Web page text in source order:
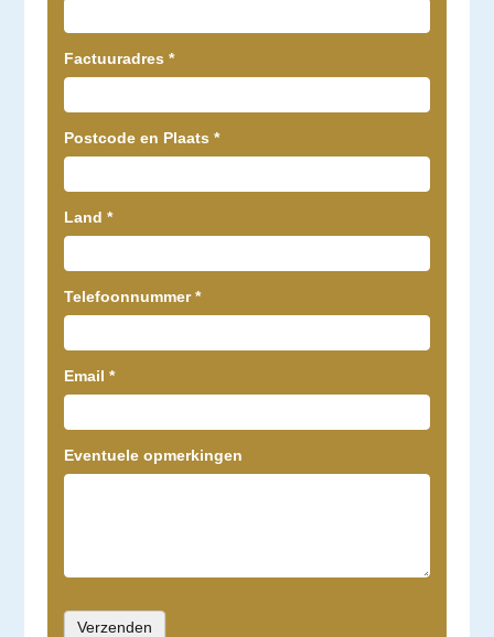
Factuuradres *
Postcode en Plaats *
Land *
Telefoonnummer*
Email *
Eventuele opmerkingen